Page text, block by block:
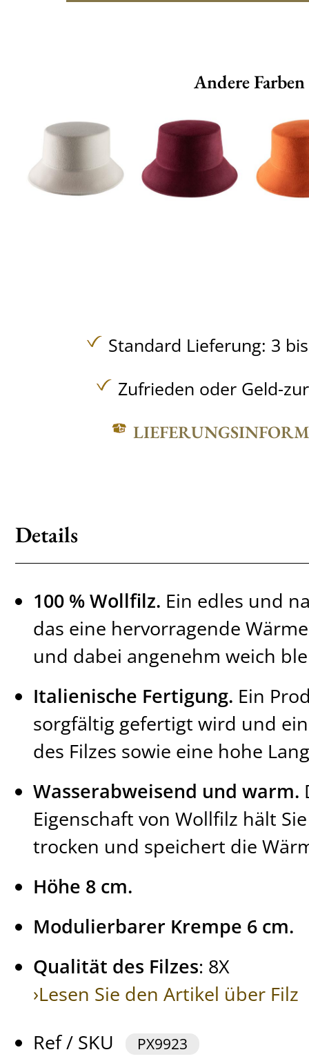
Andere Farben
Standard Lieferung: 3
Zufrieden oder Geld-
Details
100 % Wollfilz. Ein edles und
das eine hervorragende
und dabei angenehm weich
Italienische Fertigung. Ein
sorgfältig gefertigt wird und
des Filzes sowie eine hohe
Wasserabweisend und warm.
Eigenschaft von Wollfilz hält
trocken und speichert die
Höhe 8 cm.
Modulierbarer Krempe 6 cm.
Qualität des Filzes: 8X
›Lesen Sie den Artikel über Filz
Ref / SKU
PX9923